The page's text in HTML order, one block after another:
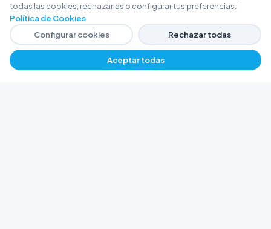
todas las cookies, rechazarlas o configurar tus preferencias.
Política de Cookies
Configurar cookies
Rechazar todas
Aceptar todas